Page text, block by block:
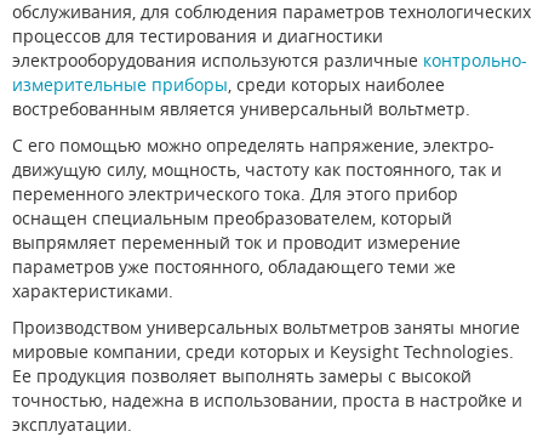
обслуживания, для соблюдения параметров технологических
процессов для тестирования и диагностики
электрооборудования используются различные контрольно-
измерительные приборы , среди которых наиболее
востребованным является универсальный вольтметр.
С его помощью можно определять напряжение, электро-
движущую силу, мощность, частоту как постоянного, так и
переменного электрического тока. Для этого прибор
оснащен специальным преобразователем, который
выпрямляет переменный ток и проводит измерение
параметров уже постоянного, обладающего теми же
характеристиками.
Производством универсальных вольтметров заняты многие
мировые компании, среди которых и Keysight Technologies.
Ее продукция позволяет выполнять замеры с высокой
точностью, надежна в использовании, проста в настройке и
эксплуатации.